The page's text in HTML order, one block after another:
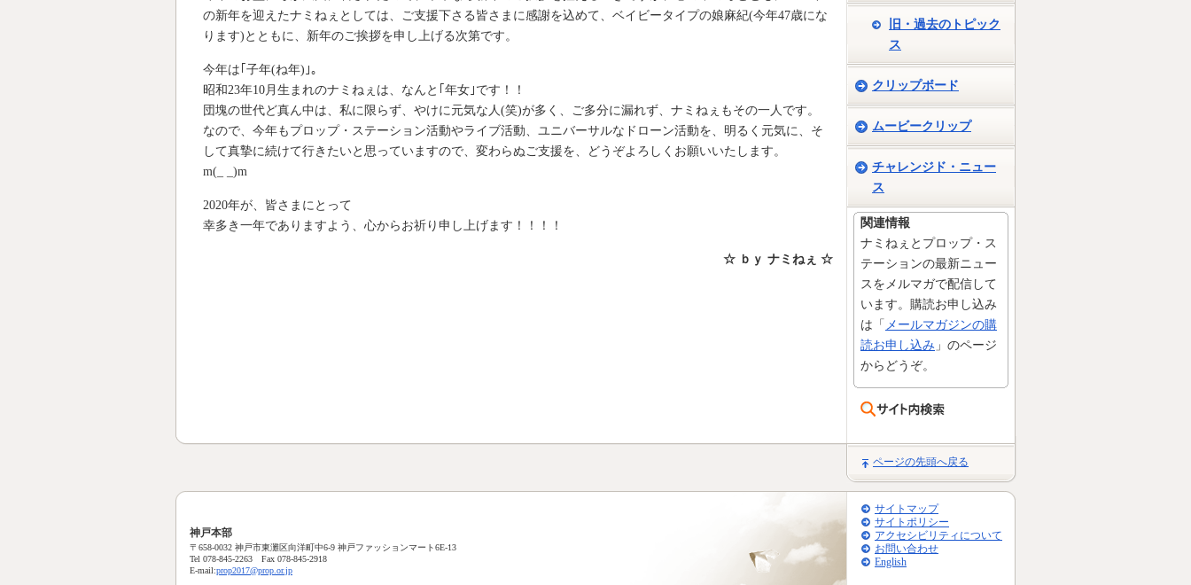
旧・過去のトピック
ス
クリップボード
ムービークリップ
チャレンジド・ニュー
ス
関連情報
ナミねぇとプロップ・ス
テーションの最新ニュー
スをメルマガで配信して
います。購読お申し込み
は「 メールマガジンの購
読お申し込み 」のページ
からどうぞ。
の新年を迎えたナミねぇとしては、ご支援下さる皆さまに感謝を込めて、ベイビータイプの娘麻紀(今年47歳にな
ります)とともに、新年のご挨拶を申し上げる次第です。
今年は｢子年(ね年)｣。
昭和23年10月生まれのナミねぇは、なんと｢年女｣です！！
団塊の世代ど真ん中は、私に限らず、やけに元気な人(笑)が多く、ご多分に漏れず、ナミねぇもその一人です。
なので、今年もプロップ・ステーション活動やライブ活動、ユニバーサルなドローン活動を、明るく元気に、そ
して真摯に続けて行きたいと思っていますので、変わらぬご支援を、どうぞよろしくお願いいたします。
m(_ _)m
2020年が、皆さまにとって
幸多き一年でありますよう、心からお祈り申し上げます！！！！
☆ ｂｙ ナミねぇ ☆
ページの先頭へ戻る
サイトマップ
サイトポリシー
アクセシビリティについて
お問い合わせ
English
神戸本部
〒658-0032 神戸市東灘区向洋町中6-9 神戸ファッションマート6E-13
Tel 078-845-2263 Fax 078-845-2918
E-mail:prop2017@prop.or.jp